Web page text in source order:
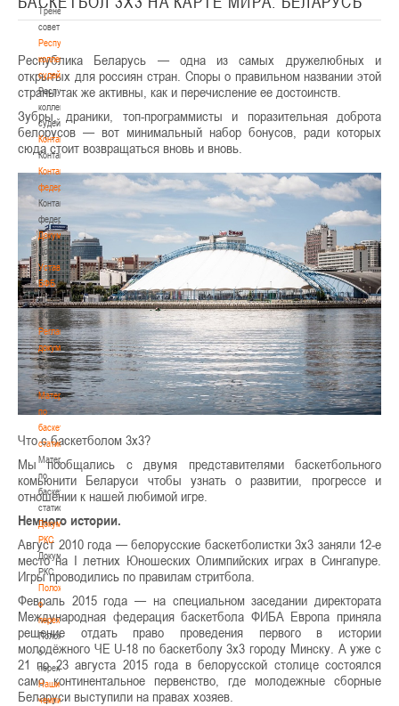
Тренерский
совет
Республиканская
коллегия
судей
Республиканская
коллегия
судей
Контакты
Контакты
Контакты
федерации
Контакты
федерации
Документы
Документы
Устав
БФБ
Устав
БФБ
Регламентирующие
документы
Регламентирующие
документы
Материалы
по
баскетбольной
статистике
Материалы
по
баскетбольной
статистике
Документы
РКС
Документы
РКС
Положение
о
переходах
Положение
о
переходах
Наши
чемпионы
Республика Беларусь — одна из самых дружелюбных и
открытых для россиян стран. Споры о правильном названии этой
страны так же активны, как и перечисление ее достоинств.
Зубры, драники, топ-программисты и поразительная доброта
белорусов — вот минимальный набор бонусов, ради которых
сюда стоит возвращаться вновь и вновь.
Что с баскетболом 3х3?
Мы пообщались с двумя представителями баскетбольного
комьюнити Беларуси чтобы узнать о развитии, прогрессе и
отношении к нашей любимой игре.
Немного истории.
Август 2010 года — белорусские баскетболистки 3х3 заняли 12-е
место на I летних Юношеских Олимпийских играх в Сингапуре.
Игры проводились по правилам стритбола.
Февраль 2015 года — на специальном заседании директората
Международная федерация баскетбола ФИБА Европа приняла
решение отдать право проведения первого в истории
молодёжного ЧЕ U-18 по баскетболу 3x3 городу Минску. А уже с
21 по 23 августа 2015 года в белорусской столице состоялся
само континентальное первенство, где молодежные сборные
Беларуси выступили на правах хозяев.